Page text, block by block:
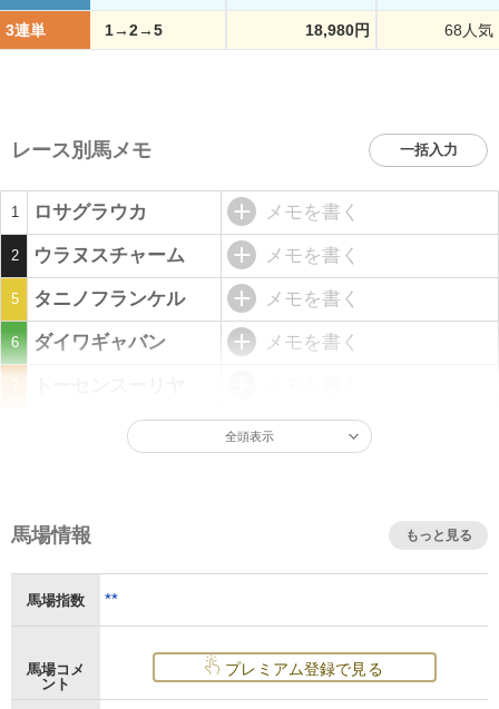
3連単 1→2→5 18,980円 68人気
レース別馬メモ 一括入力
1 ロサグラウカ メモを書く
2 ウラヌスチャーム メモを書く
5 タニノフランケル メモを書く
6 ダイワギャバン メモを書く
全頭表示
馬場情報 もっと見る
馬場指数 **
馬場コメ
ント
プレミアム登録で見る